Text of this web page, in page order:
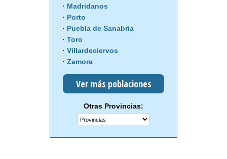
Madridanos
Porto
Puebla de Sanabria
Toro
Villardeciervos
Zamora
Ver más poblaciones
Otras Provincias: